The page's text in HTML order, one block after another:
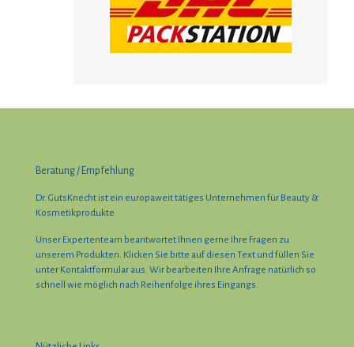
Beratung / Empfehlung
Dr. GutsKnecht ist ein europaweit tätiges Unternehmen für Beauty &
Kosmetikprodukte
Unser Expertenteam beantwortet Ihnen gerne Ihre Fragen zu
unserem Produkten. Klicken Sie bıtte auf diesen Text und füllen Sie
unter Kontaktformular aus. Wir bearbeiten Ihre Anfrage natürlich so
schnell wie möglich nach Reihenfolge ihres Eingangs.